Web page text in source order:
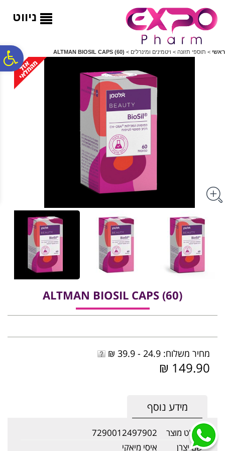
ניווט
ראשי > תוספי תזונה > ויטמינים ומינרלים >
‎ALTMAN‎ ‎BIOSIL‎ ‎CAPS‎ ‎(‎60‎)
‎ALTMAN‎ ‎BIOSIL‎ ‎CAPS‎ ‎(‎60‎)
מחיר משלוח: 24.9 - 39.9 ₪
149.90 ₪
מידע נוסף
מק"ט מוצר
7290012497902
שם יצרן
איסי מיאקי